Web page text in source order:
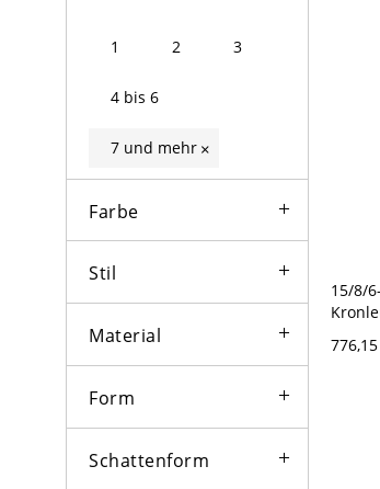
1 2 3
4 bis 6
7 und mehr ×
Farbe
Stil
Material
Form
Schattenform
15/8/
25
120V 8